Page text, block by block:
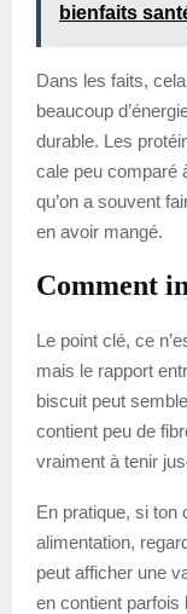
bienfaits
Dans les faits,
beaucoup
durable. Les
cale peu comparé
qu’on a souvent
en avoir mangé.
Comment
Le point clé, ce
mais le rapport
biscuit peut
contient peu de
vraiment à tenir
En pratique, si ton
alimentation,
peut afficher une
en contient parfois